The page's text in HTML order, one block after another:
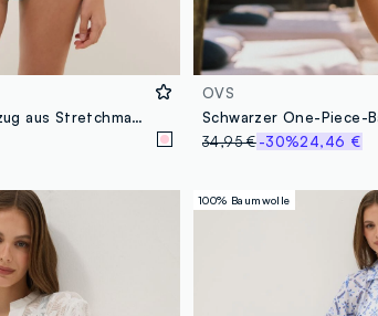
Mehrfarbiger Badeanzug aus Stretchmaterial
OVS
34,95 €-30%24,46 €
100% Baumwolle